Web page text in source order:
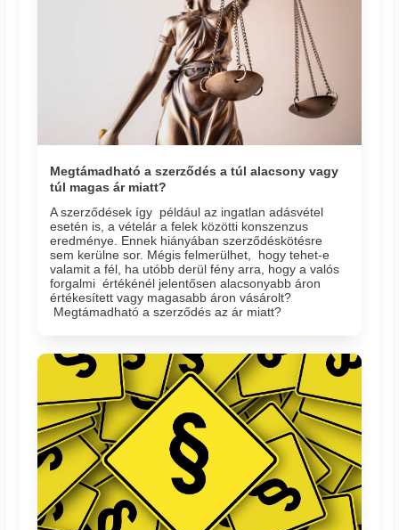
Megtámadható a szerződés a túl alacsony vagy
túl magas ár miatt?
A szerződések így például az ingatlan adásvétel
esetén is, a vételár a felek közötti konszenzus
eredménye. Ennek hiányában szerződéskötésre
sem kerülne sor. Mégis felmerülhet, hogy tehet-e
valamit a fél, ha utóbb derül fény arra, hogy a valós
forgalmi értékénél jelentősen alacsonyabb áron
értékesített vagy magasabb áron vásárolt?
Megtámadható a szerződés az ár miatt?